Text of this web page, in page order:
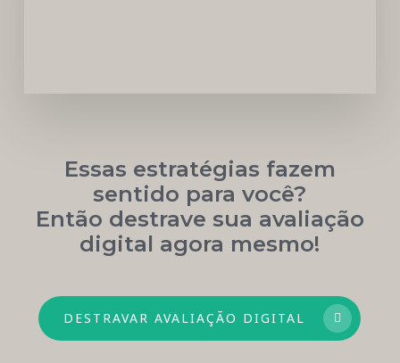
Essas estratégias fazem
sentido para você?
Então destrave sua avaliação
digital agora mesmo!
DESTRAVAR AVALIAÇÃO DIGITAL